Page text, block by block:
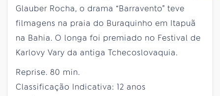
Glauber Rocha, o drama “Barravento” teve
filmagens na praia do Buraquinho em Itapuã
na Bahia. O longa foi premiado no Festival de
Karlovy Vary da antiga Tchecoslovaquia.
Reprise. 80 min.
Classificação Indicativa: 12 anos